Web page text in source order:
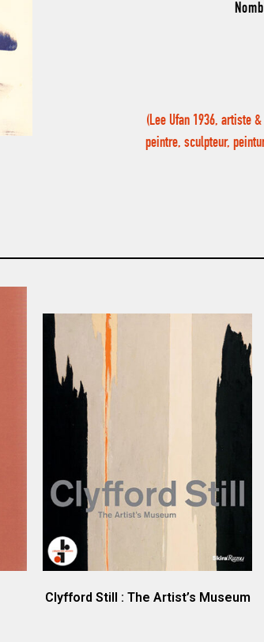
(Lee Ufan 1936, artiste
peintre, sculpteur,
Clyfford Still : The Artist’s Museum